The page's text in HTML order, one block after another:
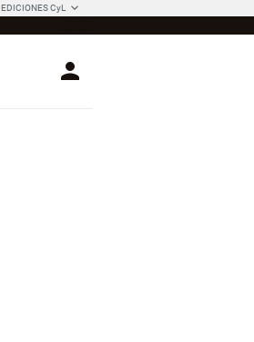
EDICIONES CyL
Login